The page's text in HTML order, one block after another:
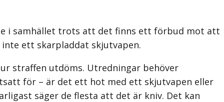
i samhället trots att det finns ett förbud mot att
ett skarpladdat skjutvapen.
straffen utdöms. Utredningar behöver
för – är det ett hot med ett skjutvapen eller
säger de flesta att det är kniv. Det kan